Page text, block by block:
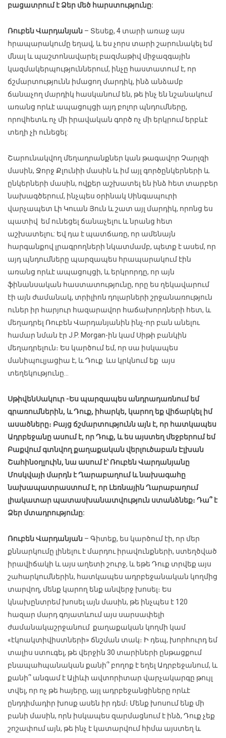
բացատրում է Ձեր մեծ հարստությունը:
Ռուբեն Վարդանյան – Տեսեք, 4 տարի առաջ այս
հրապարակումը եղավ, և ես չորս տարի շարունակել եմ
մնալ և պաշտոնավարել բազմաթիվ միջազգային
կազմակերպություններում, ինչը հաստատում է, որ
ճշմարտությունն իմացող մարդիկ, ինձ անձամբ
ճանաչող մարդիկ հասկանում են, թե ինչ են նշանակում
առանց որևէ ապացույցի այդ բոլոր պնդումները,
որովհետև ոչ մի իրավական գործ ոչ մի երկրում երբևէ
տեղի չի ունեցել:
Շարունակվող մեղադրանքներ կան թագավոր Չարլզի
մասին, Ջորջ Քլունիի մասին և իմ այլ գործընկերների և
ընկերների մասին, ովքեր աշխատել են ինձ հետ տարբեր
նախագծերում, ինչպես օրինակ Սինգապուրի
վարչապետ Լի Կուան Յուն և շատ այլ մարդիկ, որոնց ես
պատիվ եմ ունեցել ճանաչելու և նրանց հետ
աշխատելու: Եվ դա է պատճառը, որ ամենայն
հարգանքով լրագրողների նկատմամբ, պետք է ասեմ, որ
այդ պնդումները պարզապես հրապարակում էին
առանց որևէ ապացույցի, և երկրորդը, որ այն
ֆինանսական հաստատությունը, որը ես ղեկավարում
էի այն ժամանակ, տրիլիոն դոլարների շրջանառություն
ուներ իր հարյուր հազարավոր հաճախորդների հետ, և
մեղադրել Ռուբեն Վարդանյանին ինչ-որ բան անելու
համար նման էր J.P. Morgan-ին կամ Սիթի բանկին
մեղադրելուն։ Ես կարծում եմ, որ սա իսկապես
մանիպուլյացիա է, և Դուք ևս կրկնում եք այս
տեղեկությունը…
ՍթիվենՍակուր -Ես պարզապես անդրադառնում եմ
գրառումներին, և Դուք, իհարկե, կարող եք վիճարկել իմ
ասածները։ Բայց ճշմարտությունն այն է, որ հատկապես
Ադրբեջանը ասում է, որ Դուք, և ես այստեղ մեջբերում եմ
Բաքվում գտնվող քաղաքական վերլուծաբան Էլխան
Շահինօղլուին, նա ասում է՝ Ռուբեն Վարդանյանը
Մոսկվայի մարդն է Ղարաբաղում և նախագահը
նախապատրաստում է, որ Լեռնային Ղարաբաղում
լիակատար պատասխանատվություն ստանձնեք։ Դա՞ է
Ձեր մտադրությունը:
Ռուբեն Վարդանյան – Գիտեք, ես կարծում էի, որ մեր
քննարկումը լինելու է մարդու իրավունքների, ստեղծված
իրավիճակի և այս աղետի շուրջ, և եթե Դուք տրվեք այս
շահարկումներին, հատկապես ադրբեջանական կողմից
տարվող, մենք կարող ենք անվերջ խոսել։ Ես
կնախընտրեմ խոսել այն մասին, թե ինչպես է 120
հազար մարդ գոյատևում այս սարսափելի
ժամանակաշրջանում քաղաքական կողմի կամ
«էկոակտիվիստների» ճնշման տակ։ Ի դեպ, խորհուրդ եմ
տալիս ստուգել, թե վերջին 30 տարիների ընթացքում
բնապահպանական քանի՞ բողոք է եղել Ադրբեջանում, և
քանի՞ անգամ է Ալիևի ավտորիտար վարչակարգը թույլ
տվել, որ ոչ թե հայերը, այլ ադրբեջանցիները որևէ
ընդդիմադիր խոսք ասեն իր դեմ։ Մենք խոսում ենք մի
բանի մասին, որն իսկապես զարմացնում է ինձ, Դուք չեք
շոշափում այն, թե ինչ է կատարվում հիմա այստեղ և